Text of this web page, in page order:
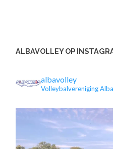
ALBAVOLLEY OP
albavolley
Volleybalvereniging